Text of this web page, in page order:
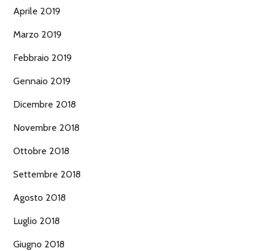
Aprile 2019
Marzo 2019
Febbraio 2019
Gennaio 2019
Dicembre 2018
Novembre 2018
Ottobre 2018
Settembre 2018
Agosto 2018
Luglio 2018
Giugno 2018